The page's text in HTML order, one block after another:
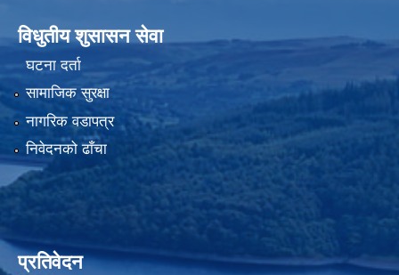
विधुतीय शुसासन सेवा
घटना दर्ता
सामाजिक सुरक्षा
नागरिक वडापत्र
निवेदनको ढाँचा
प्रतिवेदन